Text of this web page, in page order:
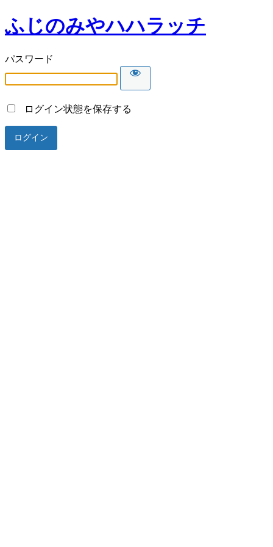
ふじのみやハハラッチ
パスワード
ログイン状態を保存する